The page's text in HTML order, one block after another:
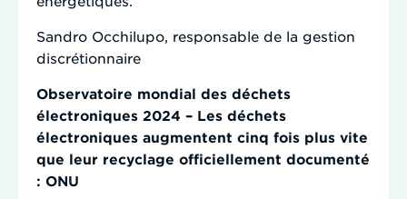
Sandro Occhilupo, responsable de la gestion
discrétionnaire
Observatoire mondial des déchets
électroniques 2024 – Les déchets
électroniques augmentent cinq fois plus vite
que leur recyclage officiellement documenté
: ONU